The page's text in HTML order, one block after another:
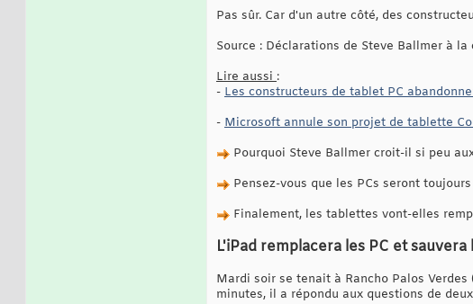
Pas sûr. Car d'un autre côté, des
Source : Déclarations de Steve Ballmer à la
Lire aussi :
- Les constructeurs de tablet PC
- Microsoft annule son projet de tablette
Pourquoi Steve Ballmer croit-il si peu
Pensez-vous que les PCs seront
Finalement, les tablettes vont-elles
L'iPad remplacera les PC et
Mardi soir se tenait à Rancho Palos
minutes, il a répondu aux questions de